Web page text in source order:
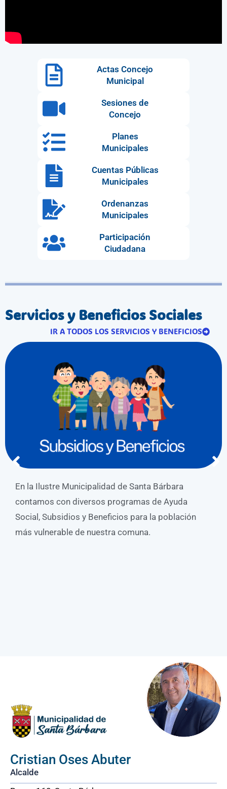
Actas Concejo
Municipal
Sesiones de
Concejo
Planes
Municipales
Cuentas Públicas
Municipales
Ordenanzas
Municipales
Participación
Ciudadana
Servicios y Beneficios Sociales
IR A TODOS LOS SERVICIOS Y BENEFICIOS
Como municipio promovemos el cuidado del
Medio Ambiente y nuestro entorno. Contamos
puntos de reciclaje tanto en el área urbana como
en áreas rurales.
Cristian Oses Abuter
Alcalde